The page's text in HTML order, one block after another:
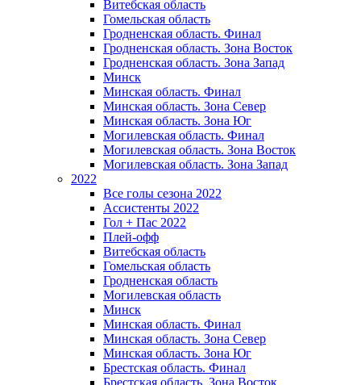
Витебская область
Гомельская область
Гродненская область. Финал
Гродненская область. Зона Восток
Гродненская область. Зона Запад
Минск
Минская область. Финал
Минская область. Зона Север
Минская область. Зона Юг
Могилевская область. Финал
Могилевская область. Зона Восток
Могилевская область. Зона Запад
2022
Все голы сезона 2022
Ассистенты 2022
Гол + Пас 2022
Плей-офф
Витебская область
Гомельская область
Гродненская область
Могилевская область
Минск
Mинская область. Финал
Минская область. Зона Север
Минская область. Зона Юг
Брестская область. Финал
Брестская область. Зона Восток